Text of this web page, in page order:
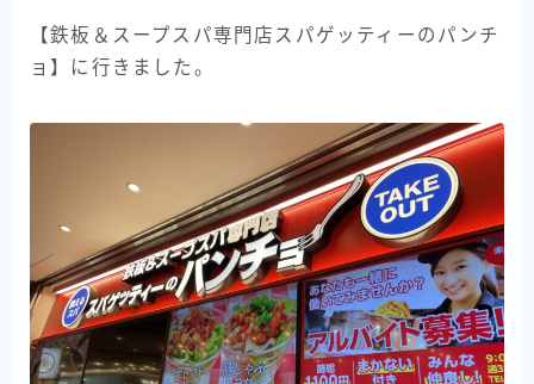
【鉄板＆スープスパ専門店スパゲッティーのパンチ
ョ】に行きました。